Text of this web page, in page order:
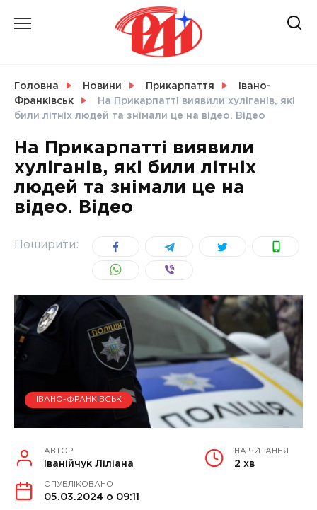
СВІТ
УКРАЇНА
Головна Новини Прикарпаття
Івано-
Франківськ
На Прикарпатті виявили хуліганів, які
били літніх людей та знімали це на відео. Відео
На Прикарпатті виявили
хуліганів, які били літніх
людей та знімали це на
відео. Відео
Поширити:
ІВАНО-ФРАНКІВСЬК
АВТОР
Іванійчук Ліліана
НА ЧИТАННЯ
2 хв
ОПУБЛІКОВАНО
05.03.2024 о 09:11